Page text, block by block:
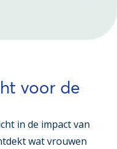
voor de
in de impact van
wat vrouwen